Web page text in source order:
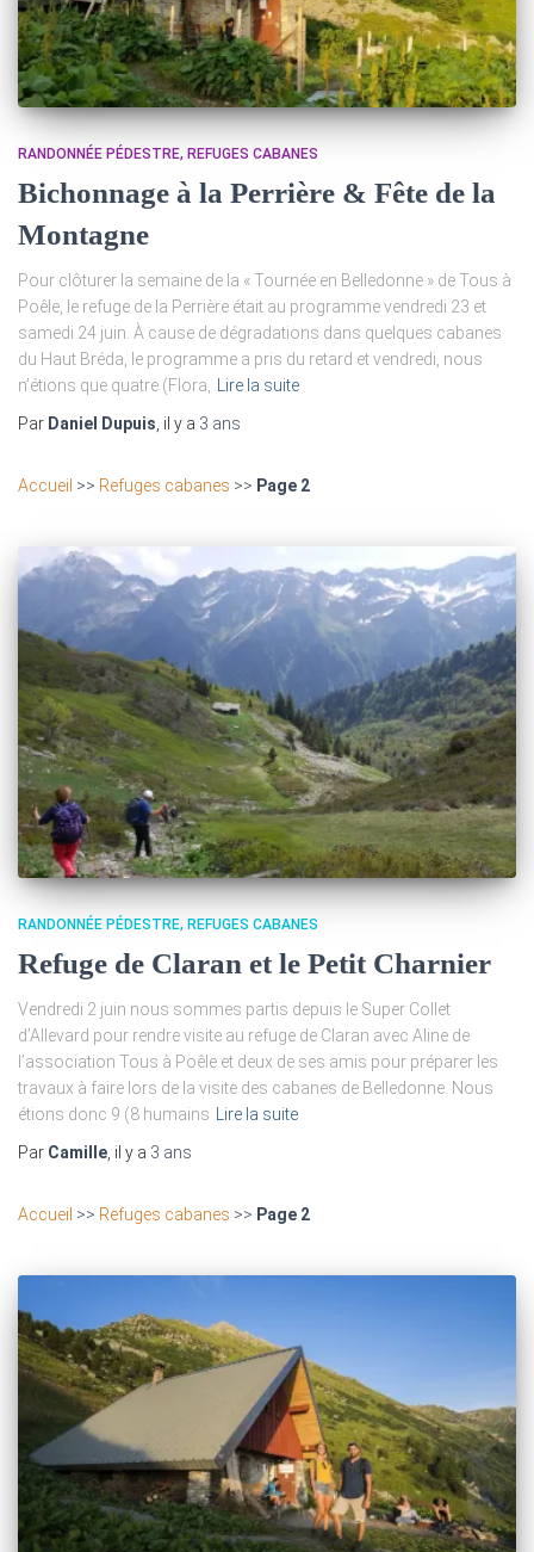
RANDONNÉE PÉDESTRE REFUGES CABANES
Bichonnage à la Perrière & Fête de la
Montagne
Pour clôturer la semaine de la « Tournée en Belledonne » de Tous à
Poêle, le refuge de la Perrière était au programme vendredi 23 et
samedi 24 juin. À cause de dégradations dans quelques cabanes
du Haut Bréda, le programme a pris du retard et vendredi, nous
n’étions que quatre (Flora,
Lire la suite
Par Daniel Dupuis , il y a 3 ans
Accueil >> Refuges cabanes >> Page 2
RANDONNÉE PÉDESTRE REFUGES CABANES
Refuge de Claran et le Petit Charnier
Vendredi 2 juin nous sommes partis depuis le Super Collet
d’Allevard pour rendre visite au refuge de Claran avec Aline de
l’association Tous à Poêle et deux de ses amis pour préparer les
travaux à faire lors de la visite des cabanes de Belledonne. Nous
étions donc 9 (8 humains Lire la suite
Par Camille, il y a 3 ans
Accueil >> Refuges cabanes >> Page 2